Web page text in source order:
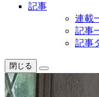
記事
連載
記事
記事
閉じる